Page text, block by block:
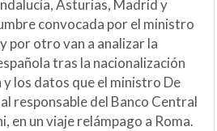
Asturias, Madrid y
convocada por el ministro
por otro van a analizar la
tras la nacionalización
los datos que el ministro De
responsable del Banco Central
en un viaje relámpago a Roma.